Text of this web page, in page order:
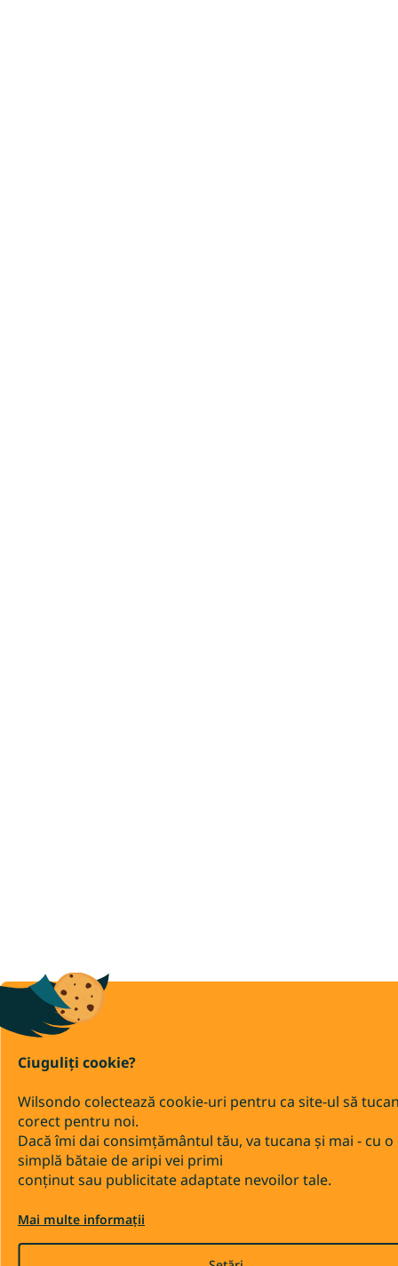
Ciuguliți cookie?
Wilsondo colectează cookie-uri pentru ca site-ul să
corect pentru noi.
Dacă îmi dai consimțământul tău, va tucana și mai - cu o
simplă bătaie de aripi vei primi
conținut sau publicitate adaptate nevoilor tale.
Mai multe informații